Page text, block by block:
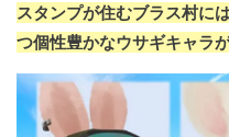
スタンプが住むブラス村に
つ個性豊かなウサギキャラ